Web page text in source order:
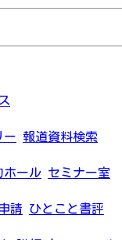
ー 報道資料検索
ホール セミナー室
請 ひとこと書評